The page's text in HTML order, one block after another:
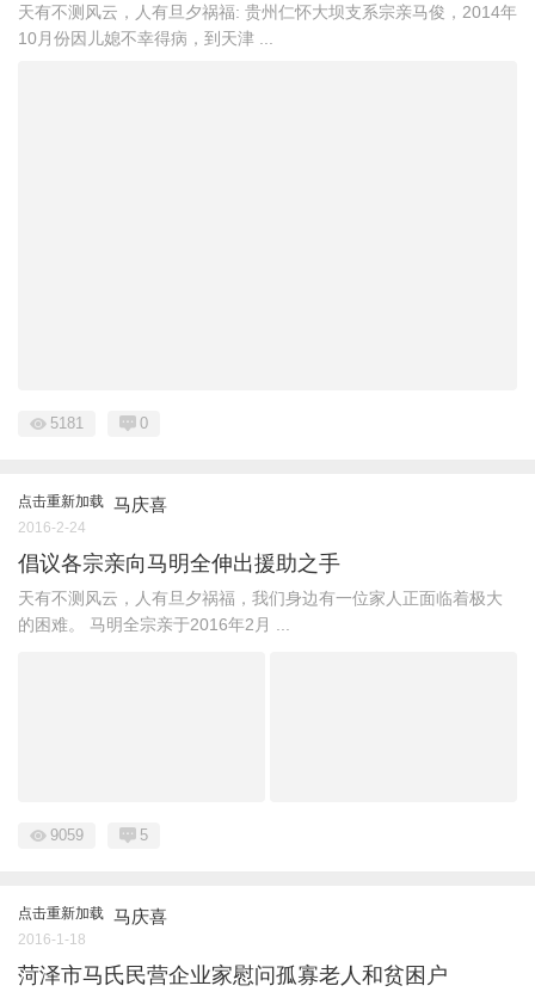
天有不测风云，人有旦夕祸福: 贵州仁怀大坝支系宗亲马俊，2014年
10月份因儿媳不幸得病，到天津 ...
5181 0
点击重新加载 马庆喜
2016-2-24
倡议各宗亲向马明全伸出援助之手
天有不测风云，人有旦夕祸福，我们身边有一位家人正面临着极大
的困难。 马明全宗亲于2016年2月 ...
9059 5
点击重新加载 马庆喜
2016-1-18
菏泽市马氏民营企业家慰问孤寡老人和贫困户